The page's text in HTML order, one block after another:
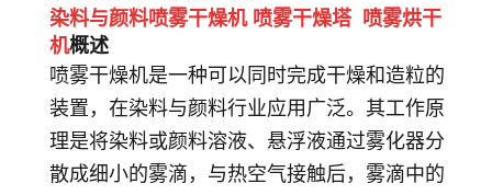
染料与颜料喷雾干燥机 喷雾干燥塔 喷雾烘干
机概述
喷雾干燥机是一种可以同时完成干燥和造粒的
装置，在染料与颜料行业应用广泛。其工作原
理是将染料或颜料溶液、悬浮液通过雾化器分
散成细小的雾滴，与热空气接触后，雾滴中的